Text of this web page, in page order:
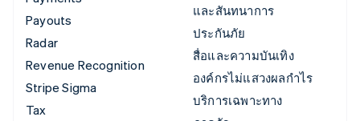
Payouts
Radar
Revenue Recognition
Stripe Sigma
Tax
และสันทนาการ
ประกันภัย
สื่อและความบันเทิง
องค์กรไม่แสวงผลกำไร
บริการเฉพาะทาง